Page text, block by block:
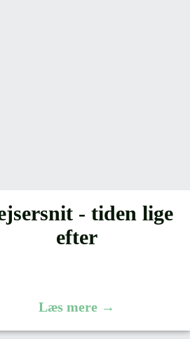
- tiden lige
efter
Læs mere →